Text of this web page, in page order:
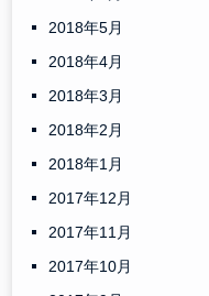
2018年5月
2018年4月
2018年3月
2018年2月
2018年1月
2017年12月
2017年11月
2017年10月